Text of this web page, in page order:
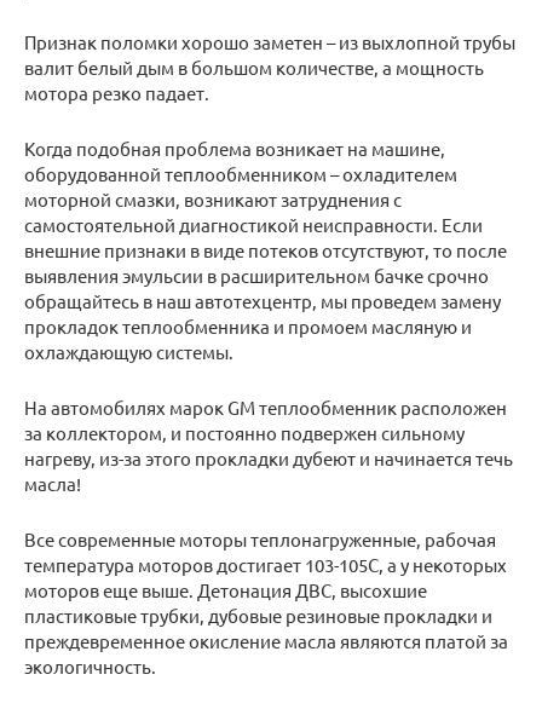
Признак поломки хорошо заметен – из выхлопной трубы
валит белый дым в большом количестве, а мощность
мотора резко падает.
Когда подобная проблема возникает на машине,
оборудованной теплообменником – охладителем
моторной смазки, возникают затруднения с
самостоятельной диагностикой неисправности. Если
внешние признаки в виде потеков отсутствуют, то после
выявления эмульсии в расширительном бачке срочно
обращайтесь в наш автотехцентр, мы проведем замену
прокладок теплообменника и промоем масляную и
охлаждающую системы.
На автомобилях марок GM теплообменник расположен
за коллектором, и постоянно подвержен сильному
нагреву, из-за этого прокладки дубеют и начинается течь
масла!
Все современные моторы теплонагруженные, рабочая
температура моторов достигает 103-105С, а у некоторых
моторов еще выше. Детонация ДВС, высохшие
пластиковые трубки, дубовые резиновые прокладки и
преждевременное окисление масла являются платой за
экологичность.